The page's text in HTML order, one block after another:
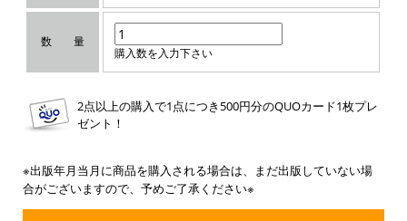
数 量
購入数を入力下さい
2点以上の購入で1点につき500円分のQUOカード1枚プレ
ゼント！
※出版年月当月に商品を購入される場合は、まだ出版していない場
合がございますので、予めご了承ください※